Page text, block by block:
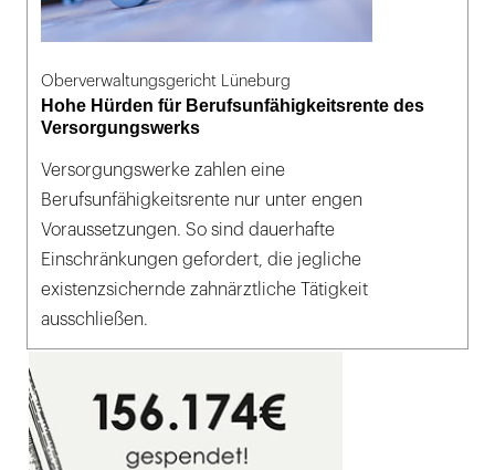
Oberverwaltungsgericht Lüneburg
Hohe Hürden für Berufsunfähigkeitsrente des
Versorgungswerks
Versorgungswerke zahlen eine
Berufsunfähigkeitsrente nur unter engen
Voraussetzungen. So sind dauerhafte
Einschränkungen gefordert, die jegliche
existenzsichernde zahnärztliche Tätigkeit
ausschließen.